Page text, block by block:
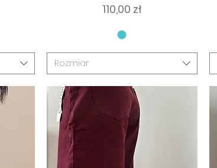
Cena
110,00 zł
Rozmiar